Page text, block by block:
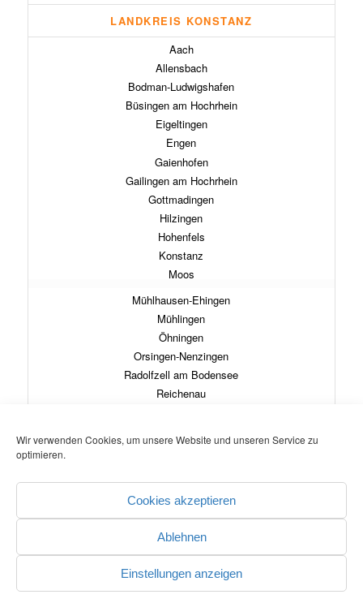
Wir verwenden Cookies, um unsere Website und unseren Service zu
optimieren.
Cookies akzeptieren
Ablehnen
Einstellungen anzeigen
LANDKREIS KONSTANZ
Aach
Allensbach
Bodman-Ludwigshafen
Büsingen am Hochrhein
Eigeltingen
Engen
Gaienhofen
Gailingen am Hochrhein
Gottmadingen
Hilzingen
Hohenfels
Konstanz
Moos
Mühlhausen-Ehingen
Mühlingen
Öhningen
Orsingen-Nenzingen
Radolfzell am Bodensee
Reichenau
Tengen
Volkertshausen
© COPYRIGHT - REGIONALVERBAND HOCHRHEIN-BODENSEE
powered by Perform& Webonomics